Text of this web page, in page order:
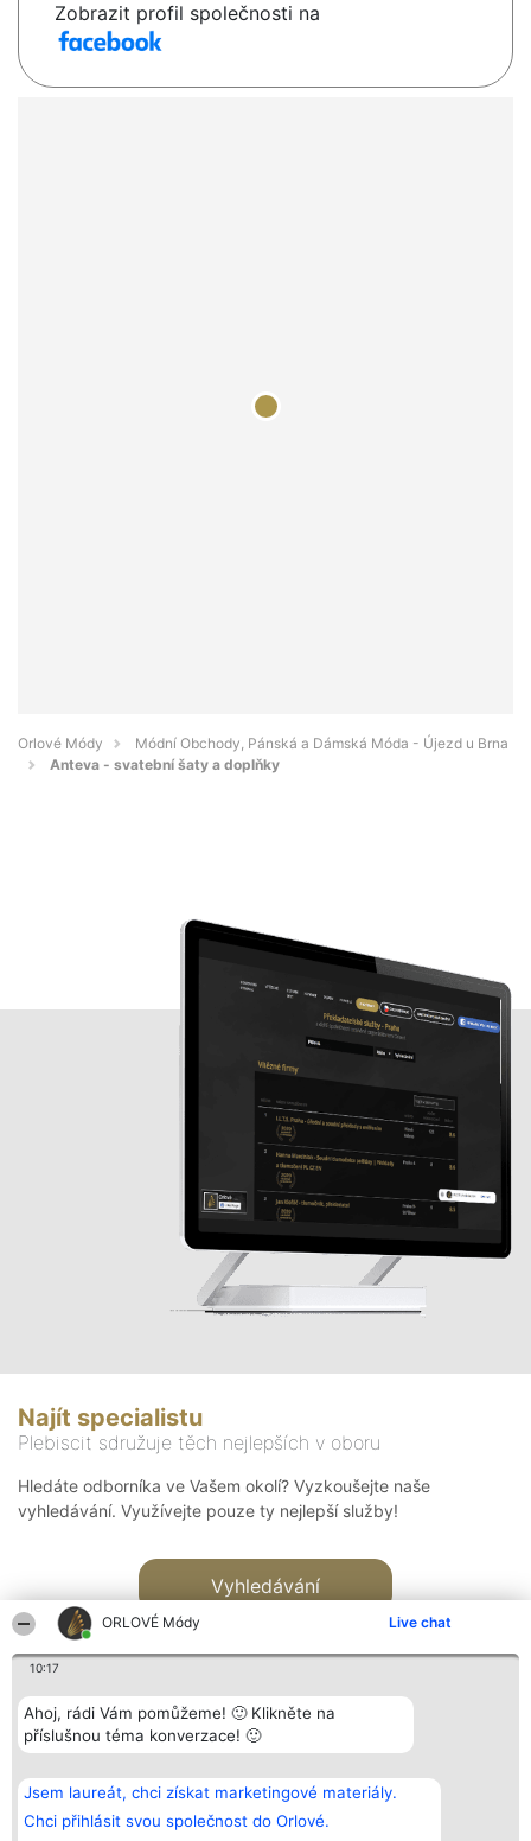
ORLOVÉ Módy Live chat
10:17
Ahoj, rádi Vám pomůžeme! 🙂 Klikněte na
příslušnou téma konverzace! 🙂
Jsem laureát, chci získat marketingové materiály.
Chci přihlásit svou společnost do Orlové.
Zobrazit profil společnosti na
Orlové Módy
Módní Obchody, Pánská a Dámská Móda - Újezd u Brna
Anteva - svatební šaty a doplňky
Najít specialistu
Plebiscit sdružuje těch nejlepších v oboru
Hledáte odborníka ve Vašem okolí? Vyzkoušejte naše
vyhledávání. Využívejte pouze ty nejlepší služby!
Vyhledávání
Bright Side Solutions sp. z o.
o. sp. k.
ul. Ruska 22
Wrocław 50-079
Vítězové
Seznam všech
laureátů
Zásady
Kontakt